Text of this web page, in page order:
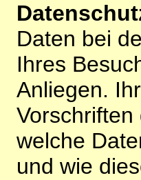
Daten bei
Ihres
Anliegen.
welche
und wie